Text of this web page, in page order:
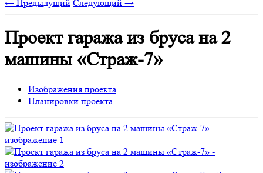
← Предыдущий Следующий →
Проект гаража из бруса на 2
машины «Страж-7»
Изображения проекта
Планировки проекта